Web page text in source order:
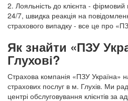
2. Лояльність до клієнта -
24/7, швидка реакція на
страхового випадку - все це про
Як знайти «ПЗУ
Глухові?
Страхова компанія «ПЗУ Україна»
страхових послуг в м. Глухів. Ми
центрі обслуговування клієнтів за